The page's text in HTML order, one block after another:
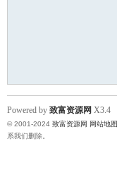
Powered by 致富资源网 X3.4
© 2001-2024 致富资源网 网站地图
系我们删除。